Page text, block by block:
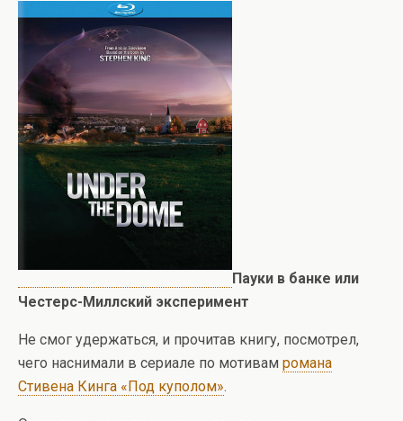
Пауки в банке или
Честерс-Миллский эксперимент
Не смог удержаться, и прочитав книгу, посмотрел,
чего наснимали в сериале по мотивам романа
Стивена Кинга «Под куполом».